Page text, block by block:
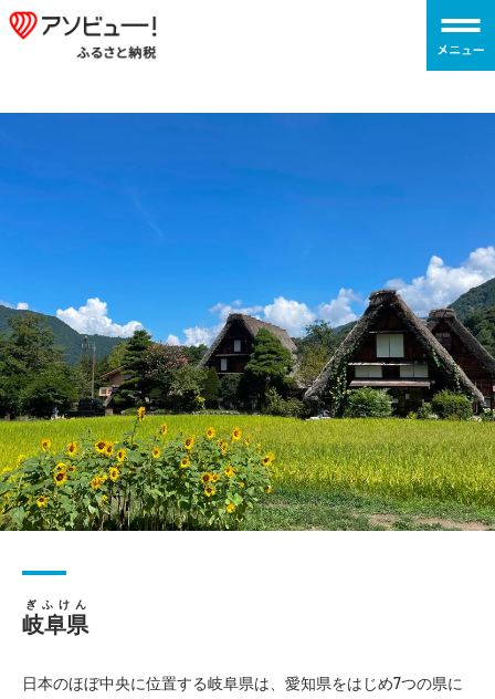
コ
ン
プ
ア
ュ
納
税
岐阜県
ぎふけん
日本のほぼ中央に位置する岐阜県は、愛知県をはじめ7つの県に